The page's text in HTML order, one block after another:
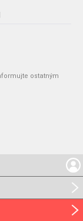
ostatným